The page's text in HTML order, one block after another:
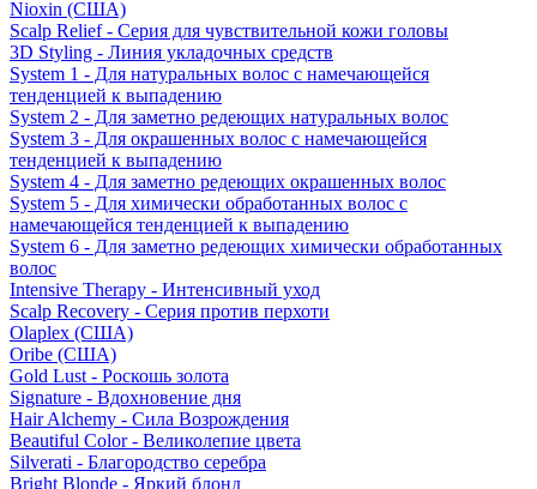
Nioxin (США)
Scalp Relief - Серия для чувствительной кожи головы
3D Styling - Линия укладочных средств
System 1 - Для натуральных волос с намечающейся
тенденцией к выпадению
System 2 - Для заметно редеющих натуральных волос
System 3 - Для окрашенных волос с намечающейся
тенденцией к выпадению
System 4 - Для заметно редеющих окрашенных волос
System 5 - Для химически обработанных волос с
намечающейся тенденцией к выпадению
System 6 - Для заметно редеющих химически обработанных
волос
Intensive Therapy - Интенсивный уход
Scalp Recovery - Серия против перхоти
Olaplex (США)
Oribe (США)
Gold Lust - Роскошь золота
Signature - Вдохновение дня
Hair Alchemy - Сила Возрождения
Beautiful Color - Великолепие цвета
Silverati - Благородство серебра
Bright Blonde - Яркий блонд